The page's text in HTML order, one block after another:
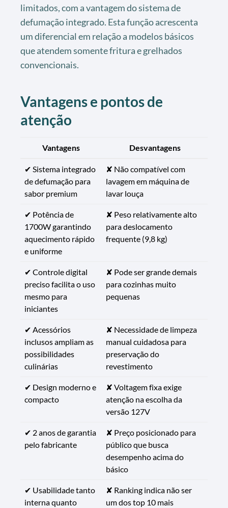
limitados, com a vantagem do sistema de
defumação integrado. Esta função acrescenta
um diferencial em relação a modelos básicos
que atendem somente fritura e grelhados
convencionais.
Vantagens e pontos de
atenção
Vantagens Desvantagens
✔ Sistema integrado
de defumação para
sabor premium
✘ Não compatível com
lavagem em máquina de
lavar louça
✔ Potência de
1700W garantindo
aquecimento rápido
e uniforme
✘ Peso relativamente alto
para deslocamento
frequente (9,8 kg)
✔ Controle digital
preciso facilita o uso
mesmo para
iniciantes
✘ Pode ser grande demais
para cozinhas muito
pequenas
✔ Acessórios
inclusos ampliam as
possibilidades
culinárias
✘ Necessidade de limpeza
manual cuidadosa para
preservação do
revestimento
✔ Design moderno e
compacto
✘ Voltagem fixa exige
atenção na escolha da
versão 127V
✔ 2 anos de garantia
pelo fabricante
✘ Preço posicionado para
público que busca
desempenho acima do
básico
✔ Usabilidade tanto
interna quanto
✘ Ranking indica não ser
um dos top 10 mais